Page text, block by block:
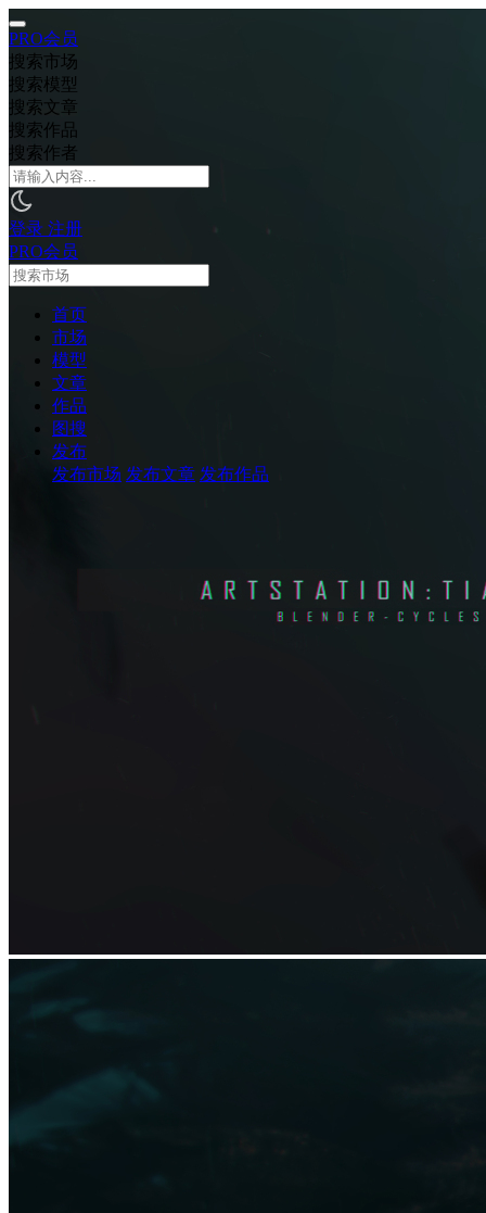
PRO会员
搜索市场
搜索模型
搜索文章
搜索作品
搜索作者
登录 注册
PRO会员
首页
市场
模型
文章
作品
图搜
发布
发布市场 发布文章 发布作品